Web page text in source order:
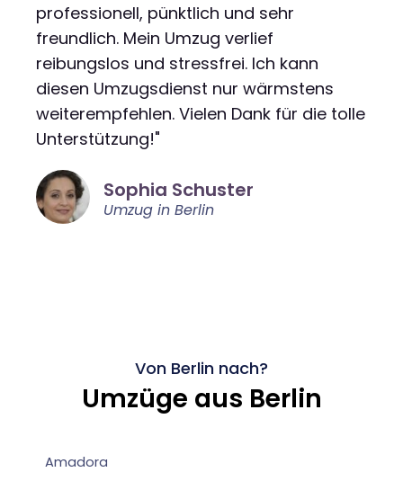
professionell, pünktlich und sehr
freundlich. Mein Umzug verlief
reibungslos und stressfrei. Ich kann
diesen Umzugsdienst nur wärmstens
weiterempfehlen. Vielen Dank für die tolle
Unterstützung!"
Sophia Schuster
Umzug in Berlin
Von Berlin nach?
Umzüge aus Berlin
Amadora